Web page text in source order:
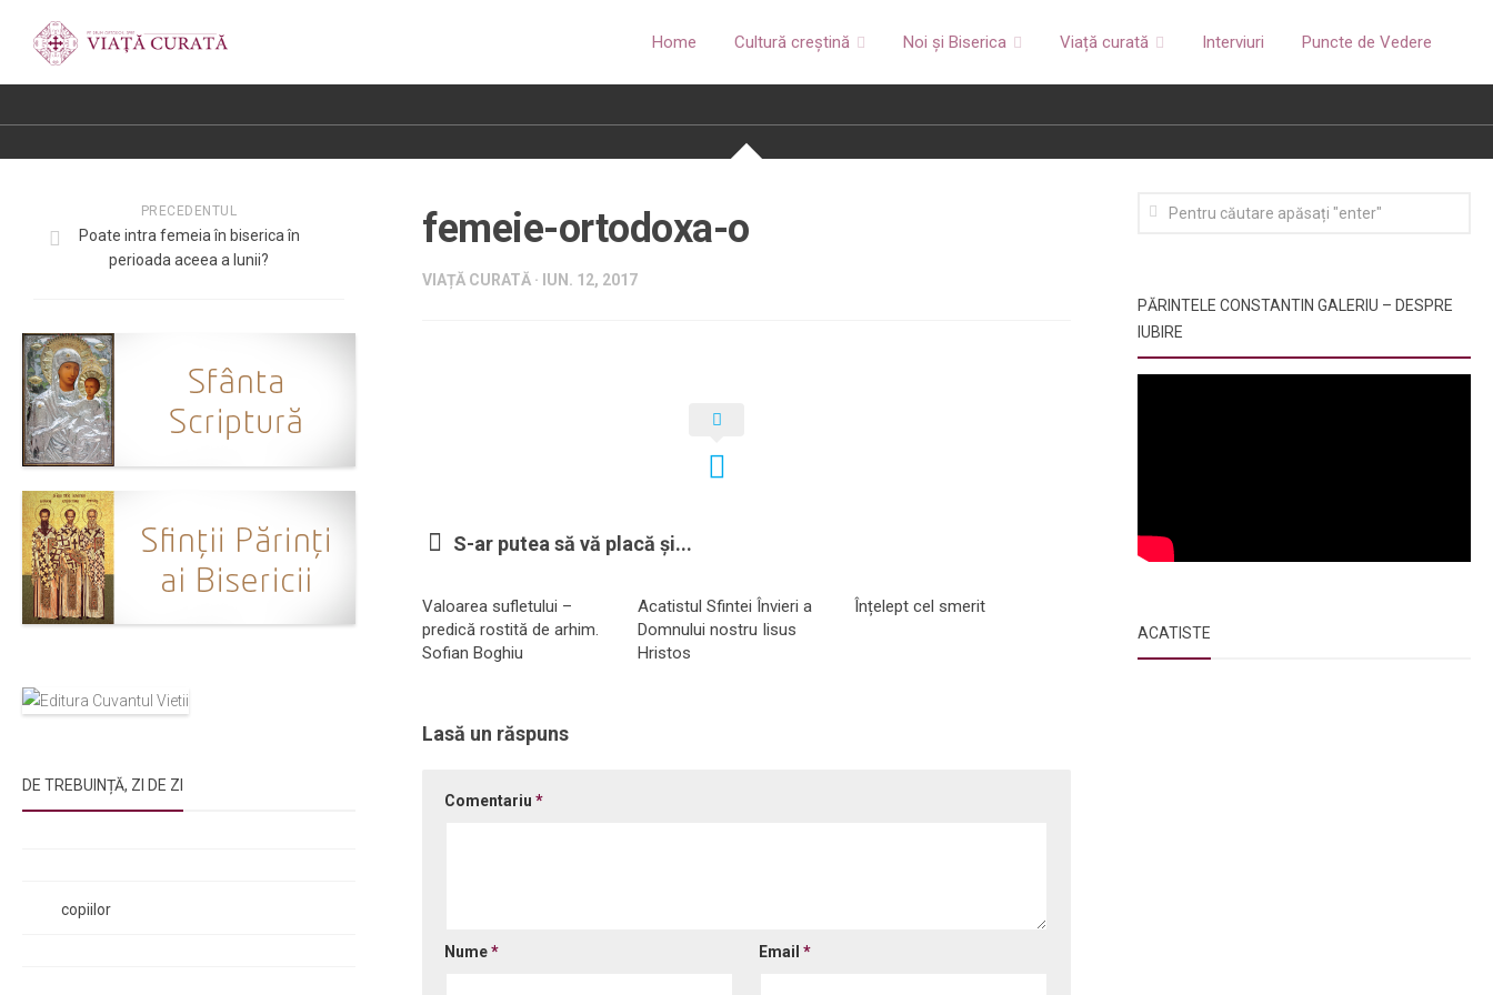
Home Cultură creștină Noi și Biserica Viață curată Interviuri Puncte de Vedere
femeie-ortodoxa-o
VIAȚĂ CURATĂ · IUN. 12, 2017
S-ar putea să vă placă și...
Valoarea sufletului –
predică rostită de arhim.
Sofian Boghiu
Acatistul Sfintei Învieri a
Domnului nostru Iisus
Hristos
Înțelept cel smerit
Lasă un răspuns
Comentariu *
Nume* Email *
PRECEDENTUL
Poate intra femeia în biserica în
perioada aceea a lunii?
DE TREBUINȚĂ, ZI DE ZI
copiilor
PĂRINTELE CONSTANTIN GALERIU – DESPRE
IUBIRE
ACATISTE